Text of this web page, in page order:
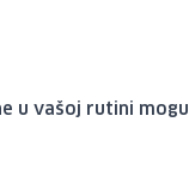
u vašoj rutini